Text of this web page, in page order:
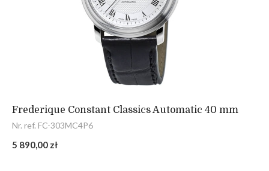
Frederique Constant Classics Automatic 40 mm
Nr. ref. FC-303MC4P6
5 890,00 zł